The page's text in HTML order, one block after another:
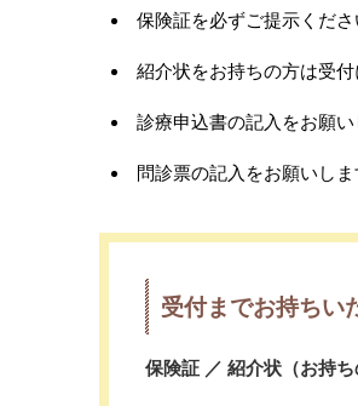
保険証を必ずご提示くださ
紹介状をお持ちの方は受付
診療申込書の記入をお願い
問診票の記入をお願いし
受付までお持ちい
保険証 ／ 紹介状（お持